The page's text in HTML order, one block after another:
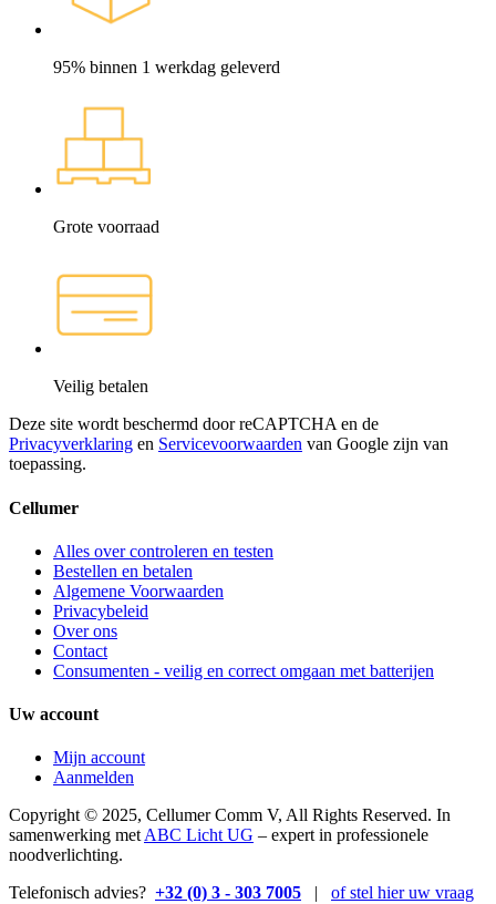
95% binnen 1 werkdag geleverd
Grote voorraad
Veilig betalen
Deze site wordt beschermd door reCAPTCHA en de
Privacyverklaring en Servicevoorwaarden van Google zijn van
toepassing.
Cellumer
Alles over controleren en testen
Bestellen en betalen
Algemene Voorwaarden
Privacybeleid
Over ons
Contact
Consumenten - veilig en correct omgaan met batterijen
Uw account
Mijn account
Aanmelden
Copyright © 2025, Cellumer Comm V, All Rights Reserved. In
samenwerking met ABC Licht UG – expert in professionele
noodverlichting.
Telefonisch advies? +32 (0) 3 - 303 7005 | of stel hier uw vraag